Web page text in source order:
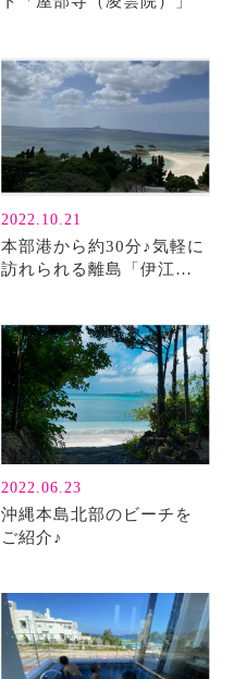
2022.10.21
本部港から約30分♪気軽に
訪れられる離島「伊江
2022.06.23
沖縄本島北部のビーチを
ご紹介♪